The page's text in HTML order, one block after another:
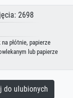
2698
płótnie, papierze
lub papierze
do ulubionych